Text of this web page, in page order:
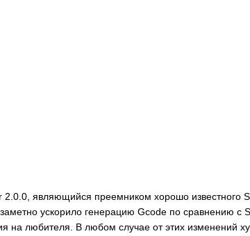
являющийся преемником хорошо известного
ускорило генерацию Gcode по сравнению
на любителя. В любом случае от этих изменений